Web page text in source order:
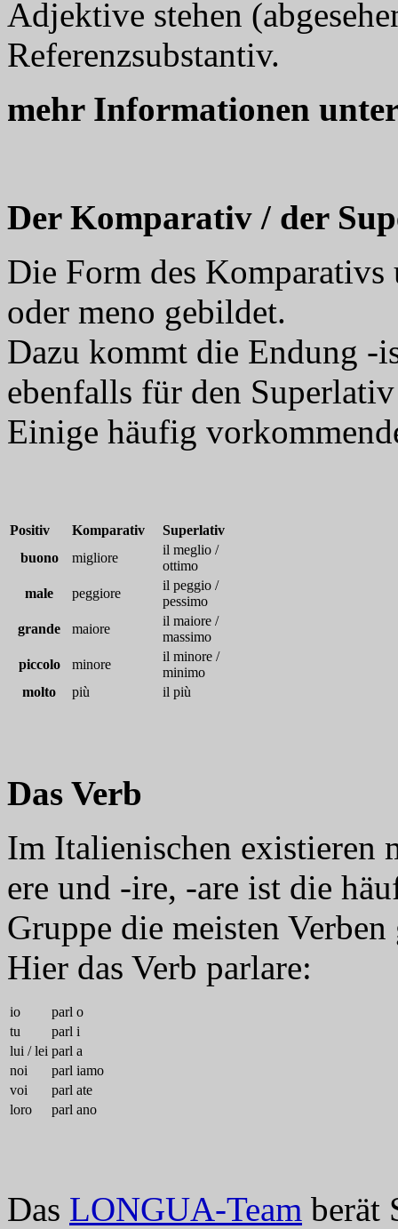
Adjektive stehen
Referenzsubstantiv.
mehr Informationen
Der Komparativ / der
Die Form des
oder meno gebildet.
Dazu kommt die Endung -
ebenfalls für den
Einige häufig
Positiv Komparativ
Superlativ
buono
migliore
il meglio /
ottimo
male
peggiore
il peggio /
pessimo
grande
maiore
il maiore /
massimo
piccolo
minore
il minore /
minimo
molto
più il più
Das Verb
Im Italienischen existieren
ere und -ire, -are ist die
Gruppe die meisten Verben
Hier das Verb parlare:
io parl o
tu
parl i
lui / lei parl a
noi
parl iamo
voi
parl ate
loro
parl ano
Das LONGUA-Team berät